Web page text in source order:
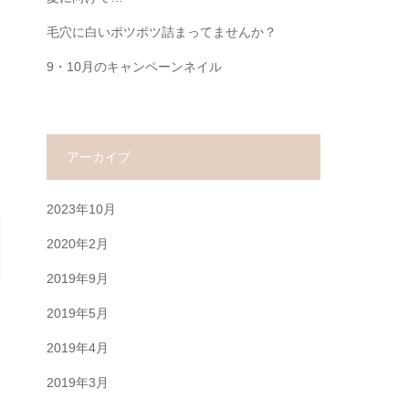
毛穴に白いポツポツ詰まってませんか？
9・10月のキャンペーンネイル
アーカイブ
2023年10月
2020年2月
2019年9月
2019年5月
2019年4月
2019年3月